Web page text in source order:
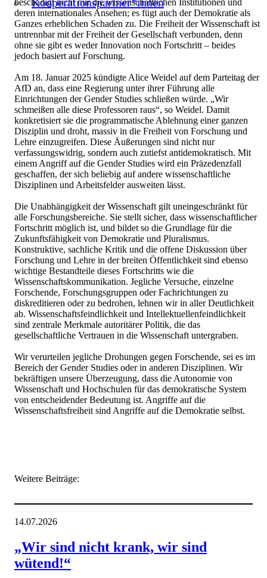
deren internationales Ansehen; es fügt auch der Demokratie als
Ganzes erheblichen Schaden zu. Die Freiheit der Wissenschaft ist
untrennbar mit der Freiheit der Gesellschaft verbunden, denn
ohne sie gibt es weder Innovation noch Fortschritt – beides
jedoch basiert auf Forschung.
Am 18. Januar 2025 kündigte Alice Weidel auf dem Parteitag der
AfD an, dass eine Regierung unter ihrer Führung alle
Einrichtungen der Gender Studies schließen würde. „Wir
schmeißen alle diese Professoren raus“, so Weidel. Damit
konkretisiert sie die programmatische Ablehnung einer ganzen
Disziplin und droht, massiv in die Freiheit von Forschung und
Lehre einzugreifen. Diese Äußerungen sind nicht nur
verfassungswidrig, sondern auch zutiefst antidemokratisch. Mit
einem Angriff auf die Gender Studies wird ein Präzedenzfall
geschaffen, der sich beliebig auf andere wissenschaftliche
Disziplinen und Arbeitsfelder ausweiten lässt.
Die Unabhängigkeit der Wissenschaft gilt uneingeschränkt für
alle Forschungsbereiche. Sie stellt sicher, dass wissenschaftlicher
Fortschritt möglich ist, und bildet so die Grundlage für die
Zukunftsfähigkeit von Demokratie und Pluralismus.
Konstruktive, sachliche Kritik und die offene Diskussion über
Forschung und Lehre in der breiten Öffentlichkeit sind ebenso
wichtige Bestandteile dieses Fortschritts wie die
Wissenschaftskommunikation. Jegliche Versuche, einzelne
Forschende, Forschungsgruppen oder Fachrichtungen zu
diskreditieren oder zu bedrohen, lehnen wir in aller Deutlichkeit
ab. Wissenschaftsfeindlichkeit und Intellektuellenfeindlichkeit
sind zentrale Merkmale autoritärer Politik, die das
gesellschaftliche Vertrauen in die Wissenschaft untergraben.
Wir verurteilen jegliche Drohungen gegen Forschende, sei es im
Bereich der Gender Studies oder in anderen Disziplinen. Wir
bekräftigen unsere Überzeugung, dass die Autonomie von
Wissenschaft und Hochschulen für das demokratische System
von entscheidender Bedeutung ist. Angriffe auf die
Wissenschaftsfreiheit sind Angriffe auf die Demokratie selbst.
Weitere Beiträge:
14.07.2026
„Wir sind nicht krank, wir sind
wütend!“